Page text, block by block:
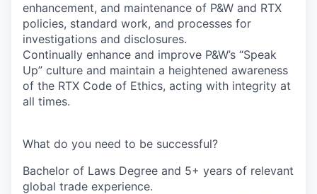
enhancement, and maintenance of P&W and RTX
policies, standard work, and processes for
investigations and disclosures.
Continually enhance and improve P&W’s “Speak
Up” culture and maintain a heightened awareness
of the RTX Code of Ethics, acting with integrity at
all times.
What do you need to be successful?
Bachelor of Laws Degree and 5+ years of relevant
global trade experience.